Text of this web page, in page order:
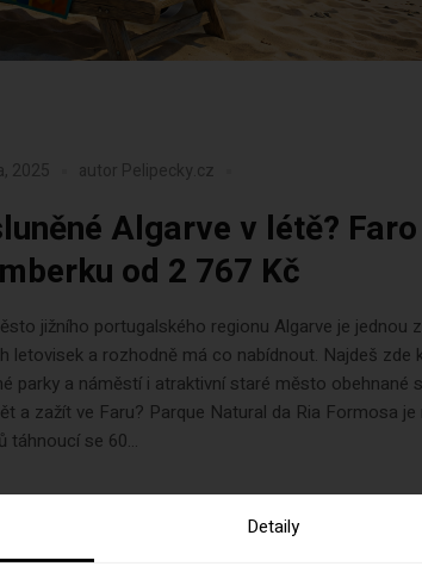
2025 autor Pelipecky.cz
Algarve v létě?
od 2 767 Kč
jižního portugalského regionu Algarve je jednou
letovisek a rozhodně má co nabídnout. Najdeš zde
parky a náměstí i atraktivní staré město obehnané
a zažít ve Faru? Parque Natural da Ria Formosa
táhnoucí se 60...
Detaily